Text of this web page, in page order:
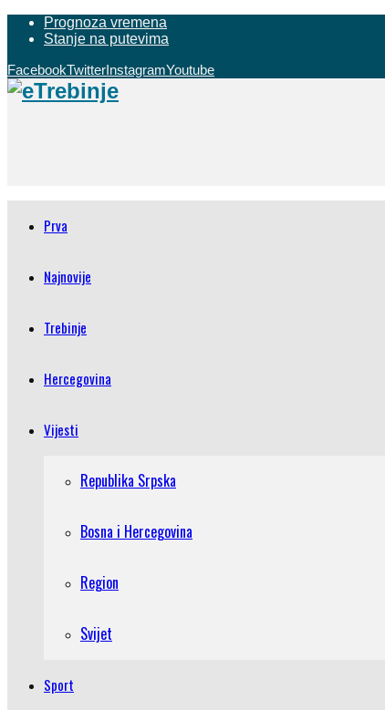
Prognoza vremena
Stanje na putevima
FacebookTwitterInstagramYoutube
Prva
Najnovije
Trebinje
Hercegovina
Vijesti
Republika Srpska
Bosna i Hercegovina
Region
Svijet
Sport